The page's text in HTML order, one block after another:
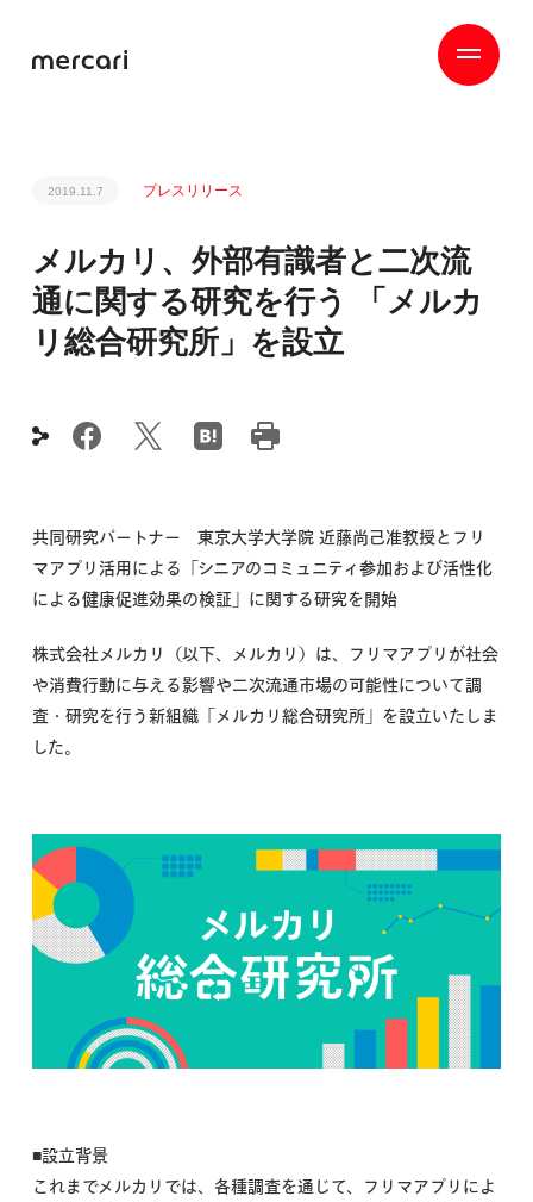
2019.11.7 プレスリリース
メルカリ、外部有識者と二次流
通に関する研究を行う 「メルカ
リ総合研究所」を設立
共同研究パートナー 東京大学大学院 近藤尚己准教授とフリ
マアプリ活用による「シニアのコミュニティ参加および活性化
による健康促進効果の検証」に関する研究を開始
株式会社メルカリ（以下、メルカリ）は、フリマアプリが社会
や消費行動に与える影響や二次流通市場の可能性について調
査・研究を行う新組織「メルカリ総合研究所」を設立いたしま
した。
■設立背景
これまでメルカリでは、各種調査を通じて、フリマアプリによ